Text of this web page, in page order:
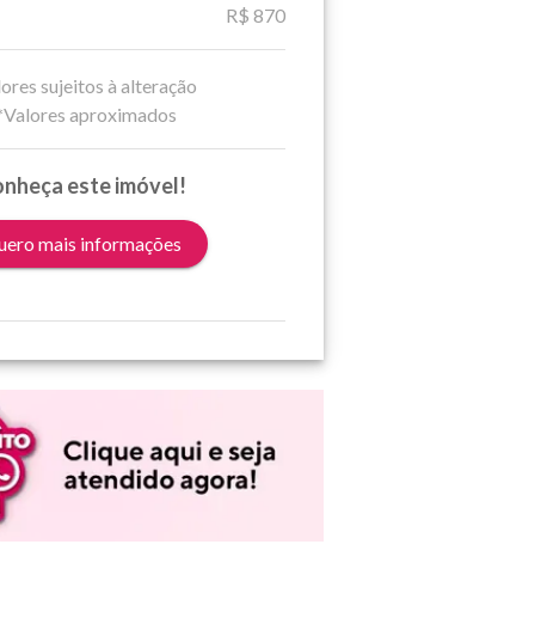
R$ 870
sujeitos à alteração
aproximados
este imóvel!
mais informações